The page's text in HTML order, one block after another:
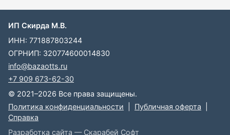
ИП Скирда М.В.
ИНН: 771887803244
ОГРНИП: 320774600014830
info@bazaotts.ru
+7 909 673-62-30
© 2021–2026 Все права защищены.
Политика конфиденциальности
Публичная оферта
Справка
Разработка сайта — Скарабей Софт